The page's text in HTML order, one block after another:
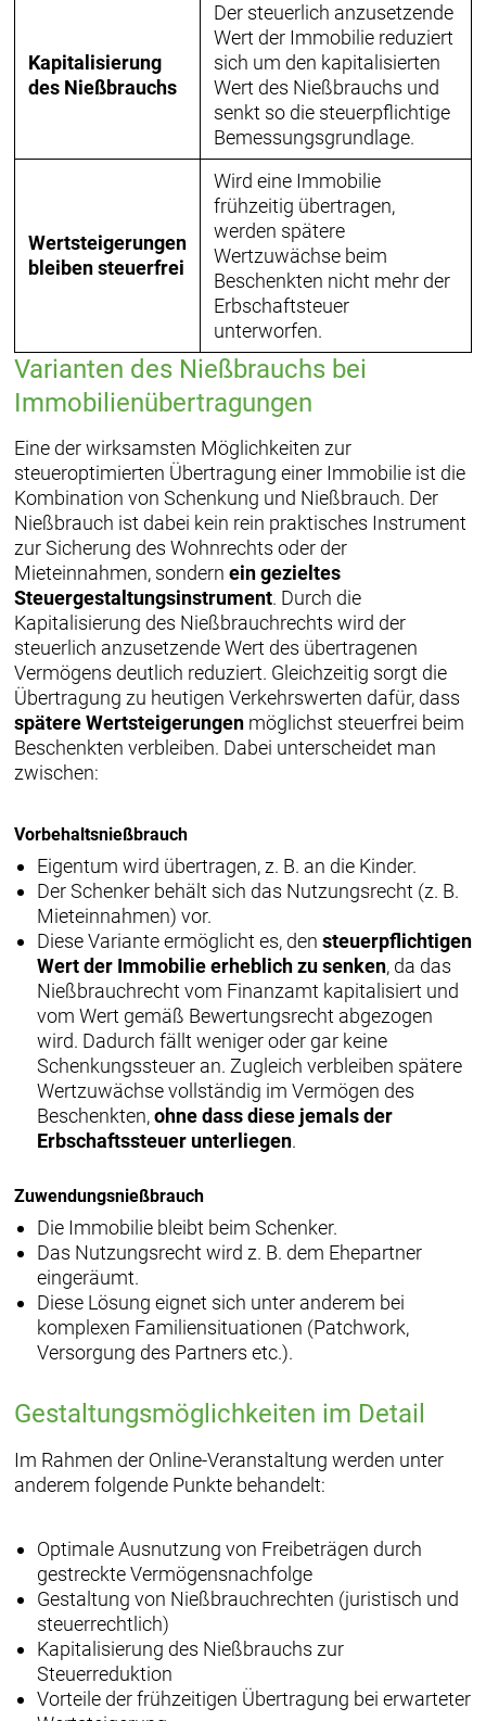
Kapitalisierung
des Nießbrauchs
Der steuerlich anzusetzende
Wert der Immobilie reduziert
sich um den kapitalisierten
Wert des Nießbrauchs und
senkt so die steuerpflichtige
Bemessungsgrundlage.
Wertsteigerungen
bleiben steuerfrei
Wird eine Immobilie
frühzeitig übertragen,
werden spätere
Wertzuwächse beim
Beschenkten nicht mehr der
Erbschaftsteuer
unterworfen.
Varianten des Nießbrauchs bei
Immobilienübertragungen
Eine der wirksamsten Möglichkeiten zur
steueroptimierten Übertragung einer Immobilie ist die
Kombination von Schenkung und Nießbrauch. Der
Nießbrauch ist dabei kein rein praktisches Instrument
zur Sicherung des Wohnrechts oder der
Mieteinnahmen, sondern ein gezieltes
Steuergestaltungsinstrument. Durch die
Kapitalisierung des Nießbrauchrechts wird der
steuerlich anzusetzende Wert des übertragenen
Vermögens deutlich reduziert. Gleichzeitig sorgt die
Übertragung zu heutigen Verkehrswerten dafür, dass
spätere Wertsteigerungenmöglichst steuerfrei beim
Beschenkten verbleiben. Dabei unterscheidet man
zwischen:
Vorbehaltsnießbrauch
Eigentum wird übertragen, z. B. an die Kinder.
Der Schenker behält sich das Nutzungsrecht (z. B.
Mieteinnahmen) vor.
Diese Variante ermöglicht es, densteuerpflichtigen
Wert der Immobilie erheblich zu senken, da das
Nießbrauchrecht vom Finanzamt kapitalisiert und
vom Wert gemäß Bewertungsrecht abgezogen
wird. Dadurch fällt weniger oder gar keine
Schenkungssteuer an. Zugleich verbleiben spätere
Wertzuwächse vollständig im Vermögen des
Beschenkten,ohne dass diese jemals der
Erbschaftssteuer unterliegen.
Zuwendungsnießbrauch
Die Immobilie bleibt beim Schenker.
Das Nutzungsrecht wird z. B. dem Ehepartner
eingeräumt.
Diese Lösung eignet sich unter anderem bei
komplexen Familiensituationen (Patchwork,
Versorgung des Partners etc.).
Gestaltungsmöglichkeiten im Detail
Im Rahmen der Online-Veranstaltung werden unter
anderem folgende Punkte behandelt:
Optimale Ausnutzung von Freibeträgen durch
gestreckte Vermögensnachfolge
Gestaltung von Nießbrauchrechten (juristisch und
steuerrechtlich)
Kapitalisierung des Nießbrauchs zur
Steuerreduktion
Vorteile der frühzeitigen Übertragung bei erwarteter